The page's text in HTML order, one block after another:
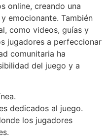
online, creando una
emocionante. También
como videos, guías y
jugadores a perfeccionar
comunitaria ha
del juego y a
dedicados al juego.
los jugadores